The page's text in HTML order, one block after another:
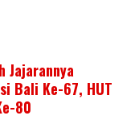
Jajarannya
Bali Ke-67, HUT
80